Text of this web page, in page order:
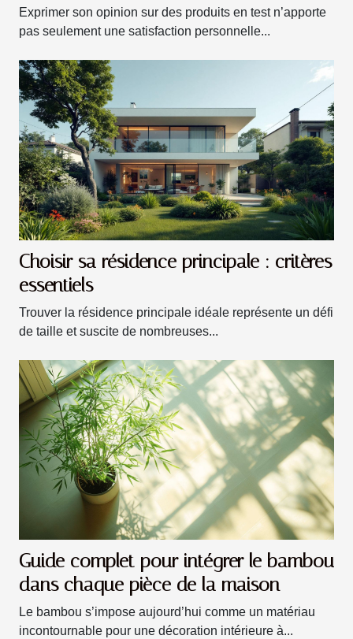
Exprimer son opinion sur des produits en test n’apporte
pas seulement une satisfaction personnelle...
Choisir sa résidence principale : critères
essentiels
Trouver la résidence principale idéale représente un défi
de taille et suscite de nombreuses...
Guide complet pour intégrer le bambou
dans chaque pièce de la maison
Le bambou s’impose aujourd’hui comme un matériau
incontournable pour une décoration intérieure à...